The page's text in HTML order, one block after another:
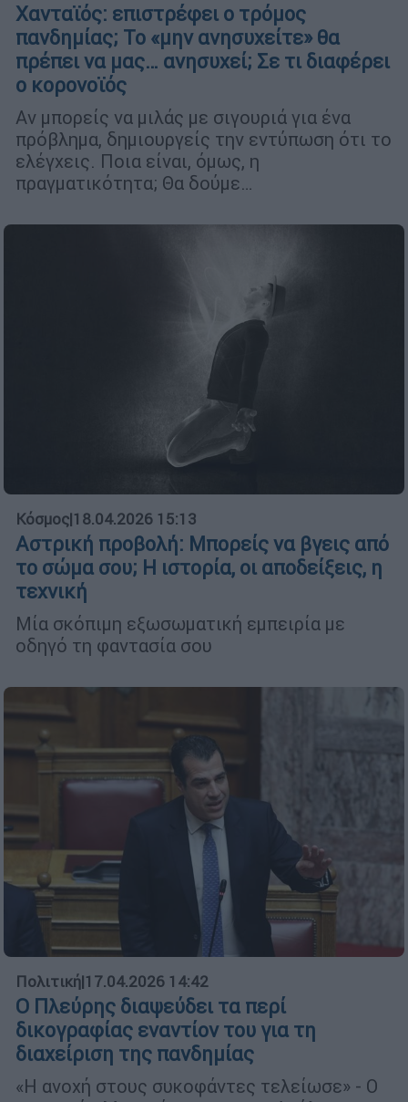
Χανταϊός: επιστρέφει ο τρόμος
πανδημίας; Το «μην ανησυχείτε» θα
πρέπει να μας… ανησυχεί; Σε τι διαφέρει
ο κορονοϊός
Αν μπορείς να μιλάς με σιγουριά για ένα
πρόβλημα, δημιουργείς την εντύπωση ότι το
ελέγχεις. Ποια είναι, όμως, η
πραγματικότητα; Θα δούμε…
Κόσμος|18.04.2026 15:13
Αστρική προβολή: Μπορείς να βγεις από
το σώμα σου; Η ιστορία, οι αποδείξεις, η
τεχνική
Μία σκόπιμη εξωσωματική εμπειρία με
οδηγό τη φαντασία σου
Πολιτική|17.04.2026 14:42
Ο Πλεύρης διαψεύδει τα περί
δικογραφίας εναντίον του για τη
διαχείριση της πανδημίας
«Η ανοχή στους συκοφάντες τελείωσε» - O